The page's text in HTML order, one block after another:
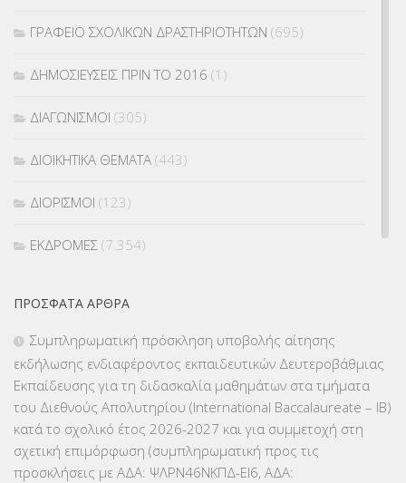
ΓΡΑΦΕΙΟ ΣΧΟΛΙΚΩΝ ΔΡΑΣΤΗΡΙΟΤΗΤΩΝ (695)
ΔΗΜΟΣΙΕΥΣΕΙΣ ΠΡΙΝ ΤΟ 2016 (1)
ΔΙΑΓΩΝΙΣΜΟΙ (305)
ΔΙΟΙΚΗΤΙΚΑ ΘΕΜΑΤΑ (443)
ΔΙΟΡΙΣΜΟΙ (123)
ΕΚΔΡΟΜΕΣ (7.354)
ΕΠΙΜΟΡΦΩΣΗ Τ.Π.Ε.(10)
ΕΥΡΩΠΑΪΚΑ ΠΡΟΓΡΑΜΜΑΤΑ(230)
ΚΕΣΥ (60)
ΠΡΌΣΦΑΤΑ ΆΡΘΡΑ
Συμπληρωματική πρόσκληση υποβολής αίτησης
εκδήλωσης ενδιαφέροντος εκπαιδευτικών Δευτεροβάθμιας
Εκπαίδευσης για τη διδασκαλία μαθημάτων στα τμήματα
του Διεθνούς Απολυτηρίου (International Baccalaureate – IB)
κατά το σχολικό έτος 2026-2027 και για συμμετοχή στη
σχετική επιμόρφωση (συμπληρωματική προς τις
προσκλήσεις με ΑΔΑ: ΨΛΡΝ46ΝΚΠΔ-ΕΙ6, ΑΔΑ: